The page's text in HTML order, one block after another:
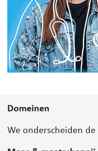
Domeinen
We onderscheiden